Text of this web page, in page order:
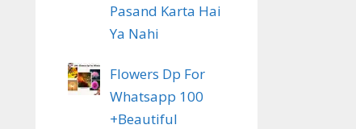
Pasand Karta Hai
Ya Nahi
Flowers Dp For
Whatsapp 100
+Beautiful